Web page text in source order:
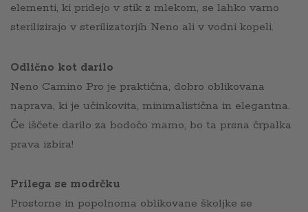
elementi, ki pridejo v stik z mlekom, se lahko varno
sterilizirajo v sterilizatorjih Neno ali v vodni kopeli.
Odlično kot darilo
Neno Camino Pro je praktična, dobro oblikovana
naprava, ki je učinkovita, minimalistična in elegantna.
Če iščete darilo za bodočo mamo, bo ta prsna črpalka
prava izbira!
Prilega se modrčku
Prostorne in popolnoma oblikovane školjke se